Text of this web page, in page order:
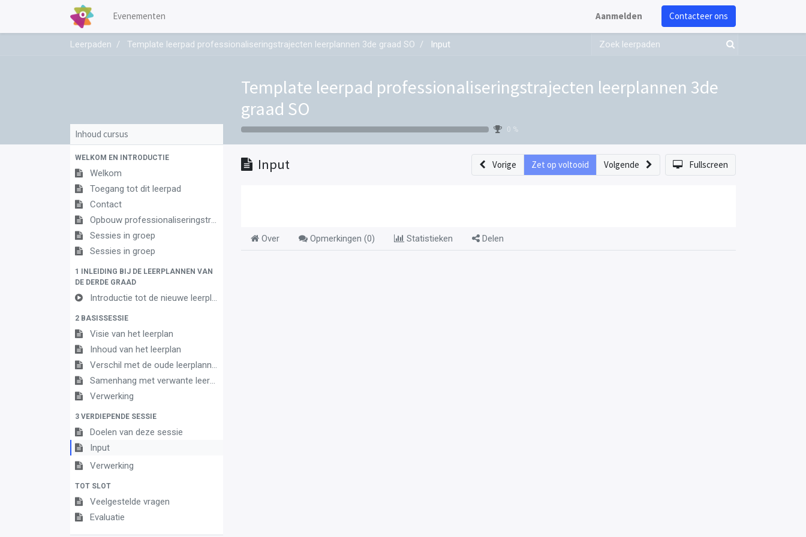
Evenementen Aanmelden Contacteer ons
Leerpaden Template leerpad professionaliseringstrajecten leerplannen 3de graad SO Input
Template leerpad professionaliseringstrajecten leerplannen 3de
graad SO
0 %
Inhoud cursus
WELKOM EN INTRODUCTIE
Welkom
Toegang tot dit leerpad
Contact
Opbouw professionaliseringstraject
Sessies in groep
Sessies in groep
1 INLEIDING BIJ DE LEERPLANNEN VAN
DE DERDE GRAAD
Introductie tot de nieuwe leerplannen
2 BASISSESSIE
Visie van het leerplan
Inhoud van het leerplan
Verschil met de oude leerplannen
Samenhang met verwante leerplannen
Verwerking
3 VERDIEPENDE SESSIE
Doelen van deze sessie
Input
Verwerking
TOT SLOT
Veelgestelde vragen
Evaluatie
Input Vorige Zet op voltooid Volgende Fullscreen
Over Opmerkingen (0) Statistieken Delen